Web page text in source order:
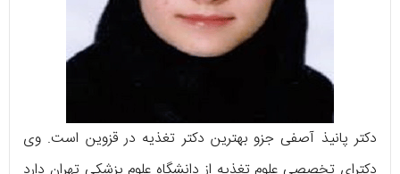
دکتر پانیذ آصفی جزو بهترین دکتر تغذیه در قزوین است. وی